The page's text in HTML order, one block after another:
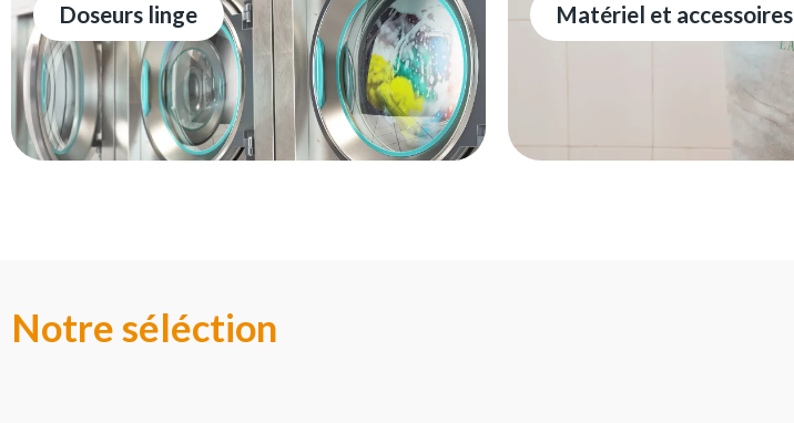
Doseurs linge Matériel et accessoires
Notre séléction